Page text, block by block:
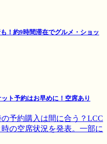
！約9時間滞在でグルメ・ショッ
ト予約はお早めに！空席あり
予約購入は間に合う？LCC
の空席状況を発表。一部に